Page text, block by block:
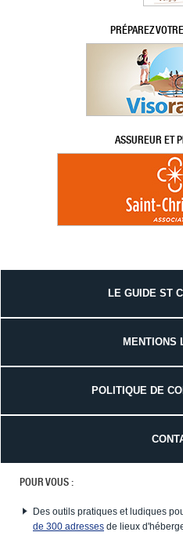
PRÉPAREZ
ASSUREUR ET
LE GUIDE ST
MENTIONS
POLITIQUE DE
POUR VOUS :
Des outils pratiques et ludiques
de 300 adresses de lieux